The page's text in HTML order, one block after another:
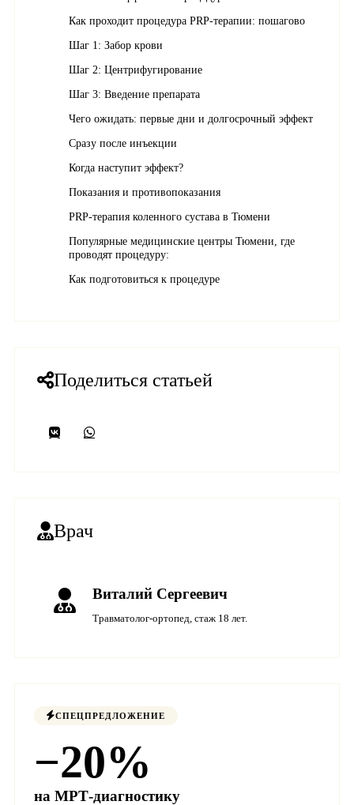
Как проходит процедура PRP-терапии: пошагово
Шаг 1: Забор крови
Шаг 2: Центрифугирование
Шаг 3: Введение препарата
Чего ожидать: первые дни и долгосрочный эффект
Сразу после инъекции
Когда наступит эффект?
Показания и противопоказания
PRP-терапия коленного сустава в Тюмени
Популярные медицинские центры Тюмени, где
проводят процедуру:
Как подготовиться к процедуре
Поделиться статьей
Врач
Виталий Сергеевич
Травматолог-ортопед, стаж 18 лет.
СПЕЦПРЕДЛОЖЕНИЕ
−20%
на МРТ-диагностику